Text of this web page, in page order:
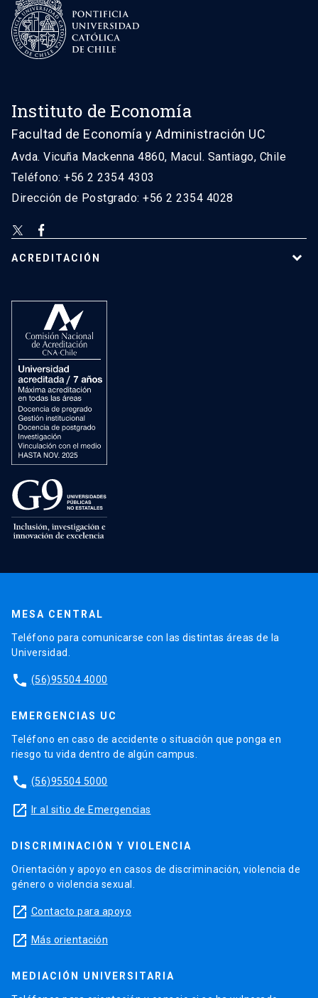
Instituto de Economía
Facultad de Economía y Administración UC
Avda. Vicuña Mackenna 4860, Macul. Santiago, Chile
Teléfono: +56 2 2354 4303
Dirección de Postgrado: +56 2 2354 4028
ACREDITACIÓN
MESA CENTRAL
Teléfono para comunicarse con las distintas áreas de la
Universidad.
phone (56)95504 4000
EMERGENCIAS UC
Teléfono en caso de accidente o situación que ponga en
riesgo tu vida dentro de algún campus.
phone (56)95504 5000
launch Ir al sitio de Emergencias
DISCRIMINACIÓN Y VIOLENCIA
Orientación y apoyo en casos de discriminación, violencia de
género o violencia sexual.
launch Contacto para apoyo
launch Más orientación
MEDIACIÓN UNIVERSITARIA